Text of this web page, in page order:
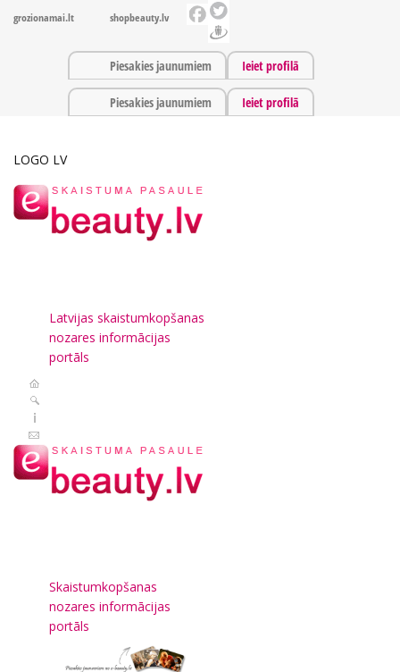
grozionamai.lt shopbeauty.lv
Piesakies jaunumiem Ieiet profilā
Piesakies jaunumiem Ieiet profilā
LOGO LV
Latvijas skaistumkopšanas
nozares informācijas
portāls
Skaistumkopšanas
nozares informācijas
portāls